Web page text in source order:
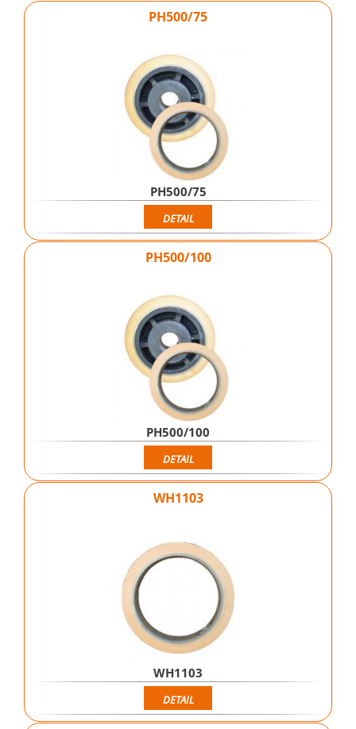
PH500/75
PH500/75
DETAIL
PH500/100
PH500/100
DETAIL
WH1103
WH1103
DETAIL